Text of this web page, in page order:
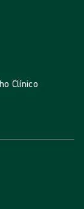
Clínico